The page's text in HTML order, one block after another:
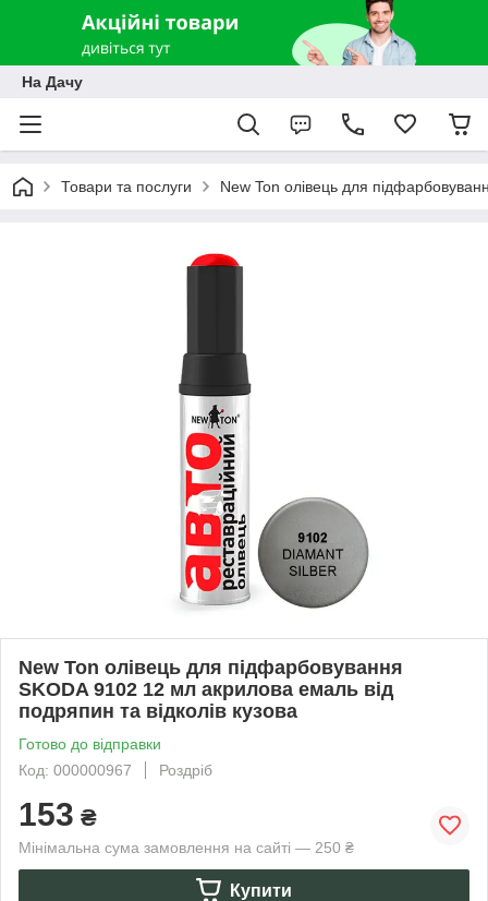
На Дачу
Товари та послуги New Ton олівець для
New Ton олівець для підфарбовування
SKODA 9102 12 мл акрилова емаль від
подряпин та відколів кузова
Готово до відправки
Код: 000000967
Роздріб
153 ₴
Мінімальна сума замовлення на сайті — 250 ₴
Купити